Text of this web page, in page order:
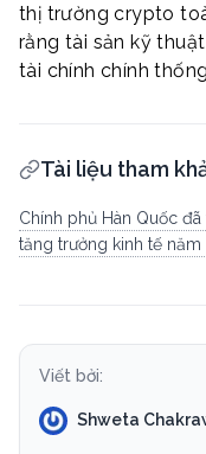
thị trường crypto
rằng tài sản kỹ
tài chính chính
Tài liệu tham
Chính phủ Hàn Quốc
tăng trưởng kinh tế
Viết bởi:
Shweta